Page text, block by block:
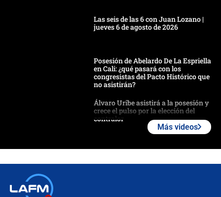
Las seis de las 6 con Juan Lozano |
jueves 6 de agosto de 2026
Posesión de Abelardo De La Espriella
en Cali: ¿qué pasará con los
congresistas del Pacto Histórico que
no asistirán?
Álvaro Uribe asistirá a la posesión y
crece el pulso por la elección del
contralor
Juan Lozano - 6 de agosto de 2026
Más videos